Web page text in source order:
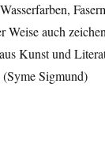
auch
Kunst und
Sigmund)